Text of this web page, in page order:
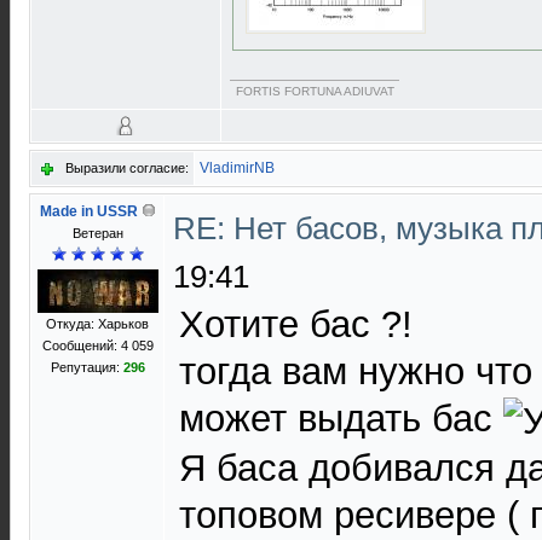
FORTIS FORTUNA ADIUVAT
Выразили согласие: VladimirNB
Made in USSR
Ветеран
Откуда: Харьков
Сообщений: 4 059
Репутация: 296
RE: Нет басов, музыка
19:41
Хотите бас ?!
тогда вам нужно что
может выдать бас
Я баса добивался
топовом ресивере (